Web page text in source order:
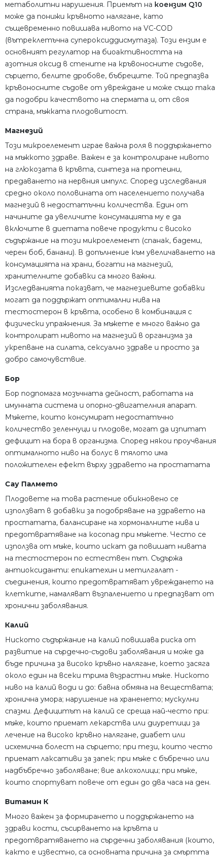
метаболитни нарушения. Приемът на коензим Q10
може да понижи кръвното налягане, като
същевременно повишава нивото на VC-COD
(вътреклетъчна супероксиддисмутаза). Този ензим е
основният регулатор на биоактивността на
азотния оксид в стените на кръвоносните съдове,
сърцето, белите дробове, бъбреците. Той предпазва
кръвоносните съдове от увреждане и може също така
да подобри качеството на спермата и, от своя
страна, мъжката плодовитост.
Магнезий
Този микроелемент играе важна роля в поддържането
на мъжкото здраве. Важен е за контролиране нивото
на глюкозата в кръвта, синтеза на протеини,
предаването на нервния импулс. Според изследвания
средно около половината от населението получава
магнезий в недостатъчни количества. Един от
начините да увеличите консумацията му е да
включите в диетата повече продукти с високо
съдържание на този микроелемент (спанак, бадеми,
черен боб, банани). В допълнение към увеличаването на
консумацията на храни, богати на магнезий,
хранителните добавки са много важни.
Изследванията показват, че магнезиевите добавки
могат да поддържат оптимални нива на
тестостерон в кръвта, особено в комбинация с
физически упражнения. За мъжете е много важно да
контролират нивото на магнезий в организма за
укрепване на силата, сексуално здраве и просто за
добро самочувствие.
Бор
Бор подпомага мозъчната дейност, работата на
имунната система и опорно-двигателния апарат.
Мъжете, които консумират недостатъчно
количество зеленчуци и плодове, могат да изпитат
дефицит на бора в организма. Според някои проучвания
оптималното ниво на болус в тялото има
положителен ефект върху здравето на простатата
Сау Палмето
Плодовете на това растение обикновено се
използват в добавки за подобряване на здравето на
простатата, балансиране на хормоналните нива и
предотвратяване на косопад при мъжете. Често се
използва от мъже, които искат да повишат нивата
на тестостерон по естествен път. Съдържа
антиоксиданти: епикатехин и метилгалат -
съединения, които предотвратяват увреждането на
клетките, намаляват възпалението и предпазват от
хронични заболявания.
Калий
Ниското съдържание на калий повишава риска от
развитие на сърдечно-съдови заболявания и може да
бъде причина за високо кръвно налягане, което засяга
около един на всеки трима възрастни мъже. Ниското
ниво на калий води и до: бавна обмяна на веществата;
хронична умора; нарушение на храненето; мускулни
спазми. Дефицитът на калий се среща най-често при:
мъже, които приемат лекарства или диуретици за
лечение на високо кръвно налягане, диабет или
исхемична болест на сърцето; при тези, които често
приемат лаксативи за запек; при мъже с бъбречно или
надбъбречно заболяване; вие алкохолици; при мъже,
които спортуват повече от един до два часа на ден.
Витамин К
Много важен за формирането и поддържането на
здрави кости, съсирването на кръвта и
предотвратяването на сърдечни заболявания (които,
както е известно, са основната причина за смъртта